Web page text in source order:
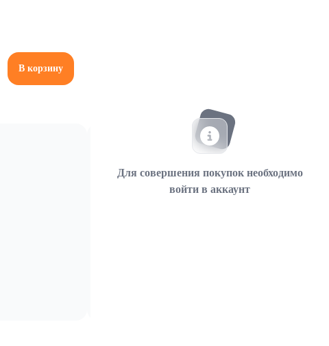
В корзину
Для совершения покупок необходимо
войти в аккаунт